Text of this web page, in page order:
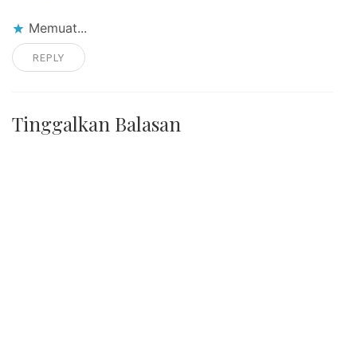
Memuat...
REPLY
Tinggalkan Balasan